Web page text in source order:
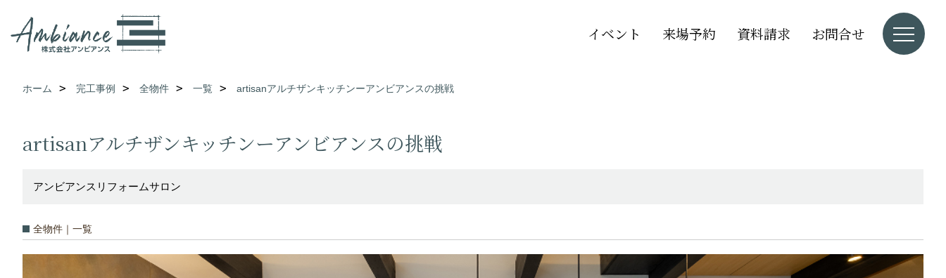
イベント 来場予約 資料請求 お問合せ
ホーム 完工事例 全物件 一覧 artisanアルチザンキッチンーアンビアンスの挑戦
artisanアルチザンキッチンーアンビアンスの挑戦
アンビアンスリフォームサロン
全物件｜一覧